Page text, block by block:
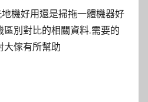
機好用還是掃拖一體機器好
區別對比的相關資料,需要的
大傢有所幫助